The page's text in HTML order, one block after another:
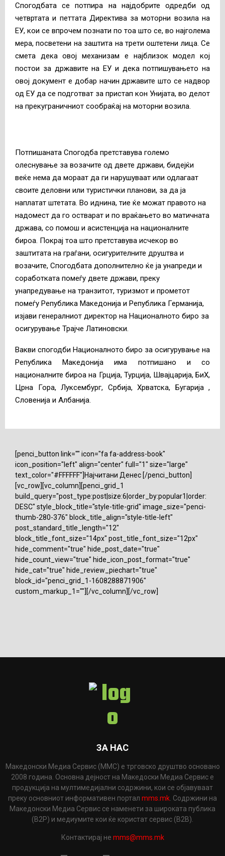
Спогодбата се потпира на најдобрите одредби од
четвртата и петтата Директива за моторни возила на
ЕУ, кои се впрочем познати по тоа што се, во најголема
мера, посветени на заштита на трети оштетени лица. Се
смета дека овој механизам е најблизок модел кој
постои за државите на ЕУ и дека потпишувањето на
овој документ е добар начин државите што се надвор
од ЕУ да се подготват за пристап кон Унијата, во делот
на прекуграничниот сообраќај на моторни возила.
Потпишаната Спогодба претставува големо
олеснување за возачите од двете држави, бидејќи
веќе нема да мораат да ги нарушуваат или одлагаат
своите деловни или туристички планови, за да ја
наплатат штетата. Во иднина, тие ќе можат правото на
надомест да го остварат и по враќањето во матичната
држава, со помош и асистенција на националните
бироа. Покрај тоа што претставува исчекор во
заштитата на граѓани, осигурителните друштва и
возачите, Спогодбата дополнително ќе ја унапреди и
соработката помеѓу двете држави, преку
унапредување на транзитот, туризмот и прометот
помеѓу Република Македонија и Република Германија,
изјави генералниот директор на Националното биро за
осигурување Трајче Латиновски.
Вакви спогодби Националното биро за осигурување на
Република Македонија има потпишано и со
националните бироа на Грција, Турција, Швајцарија, БиХ,
Црна Гора, Луксембург, Србија, Хрватска, Бугарија ,
Словенија и Албанија.
[penci_button link="" icon="fa fa-address-book"
icon_position="left" align="center" full="1" size="large"
text_color="#FFFFFF"]Најчитани Денес [/penci_button]
[vc_row][vc_column][penci_grid_1
build_query="post_type:post|size:6|order_by:popular1|order:
DESC" style_block_title="style-title-grid" image_size="penci-
thumb-280-376" block_title_align="style-title-left"
post_standard_title_length="12"
block_title_font_size="14px" post_title_font_size="12px"
hide_comment="true" hide_post_date="true"
hide_count_view="true" hide_icon_post_format="true"
hide_cat="true" hide_review_piechart="true"
block_id="penci_grid_1-1608288871906"
custom_markup_1=""][/vc_column][/vc_row]
ЗА НАС
Македонски Медиа Сервис (ММС) е трговско друштво основано
2008 година. Основна дејност на Македоски Медиа Сервис е
продукција на мултимедијални содржини, кои се објавуваат
преку основниот информативен портал mms.mk . Содржини на
Македонски Медиа Сервис се наменети за широката публика
(B2P) и медиумите кои ќе користат сервис (B2B).
Контактирај не mms@mms.mk